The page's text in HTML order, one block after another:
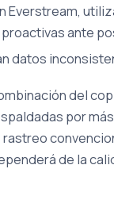
Everstream,
ante
datos
del
por
de la